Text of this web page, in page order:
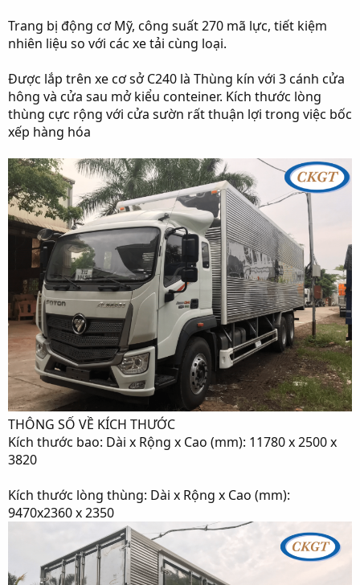
Trang bị động cơ Mỹ, công suất 270 mã lực, tiết kiệm
nhiên liệu so với các xe tải cùng loại.
Được lắp trên xe cơ sở C240 là Thùng kín với 3 cánh cửa
hông và cửa sau mở kiểu conteiner. Kích thước lòng
thùng cực rộng với cửa sườn rất thuận lợi trong việc bốc
xếp hàng hóa
THÔNG SỐ VỀ KÍCH THƯỚC
Kích thước bao: Dài x Rộng x Cao (mm): 11780 x 2500 x
3820
Kích thước lòng thùng: Dài x Rộng x Cao (mm):
9470x2360 x 2350